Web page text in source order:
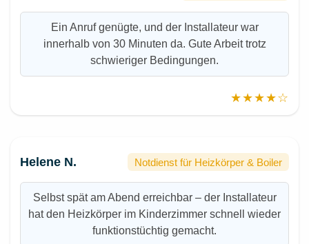
Ein Anruf genügte, und der Installateur war
innerhalb von 30 Minuten da. Gute Arbeit trotz
schwieriger Bedingungen.
★★★★☆
Helene N. Notdienst für Heizkörper & Boiler
Selbst spät am Abend erreichbar – der Installateur
hat den Heizkörper im Kinderzimmer schnell wieder
funktionstüchtig gemacht.